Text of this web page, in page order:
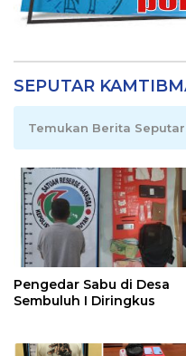
SEPUTAR
Temukan Berita
Pengedar Sabu di Desa
Sembuluh I Diringkus